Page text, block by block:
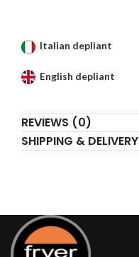
Italian depliant
English depliant
REVIEWS (0)
SHIPPING & DELIVERY